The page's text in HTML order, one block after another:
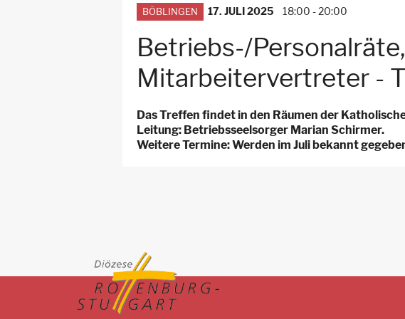
BÖBLINGEN 17. JULI 2025 18:00 - 20:00
Betriebs-/
Mitarbeitervertreter -
Das Treffen findet in den Räumen der
Leitung: Betriebsseelsorger Marian Schirmer.
Weitere Termine: Werden im Juli bekannt